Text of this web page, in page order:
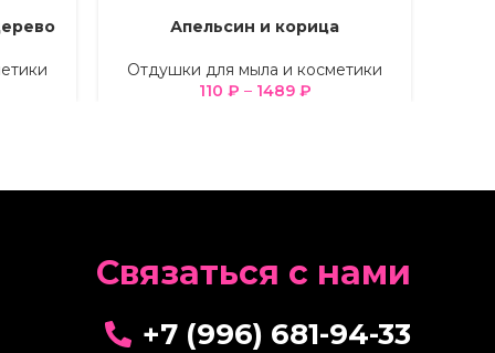
ВЫБЕРИТЕ ПАРАМЕТРЫ
Апельсин и корица
Отдушки для мыла и косметики
110 ₽ – 1489 ₽
Cвязаться с нами
+7 (996) 681-94-33